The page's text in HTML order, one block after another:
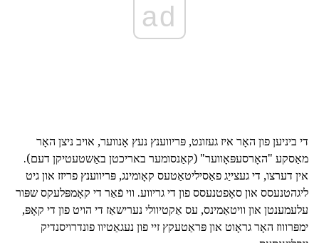
ad
די ביניען פון האָר איז געזונט, פּריווענץ נעץ אָנווער, אויב ניצן האָר
מאַסקע "האָרסעפּאָווער" (קאַנסומער באריכטן באַשטעטיקן דעם).
אין דערצו, די געצייַג פאַסיליטאַטעס קאָומינג, פּריווענץ פריזז און גיט
ליגהטנעסס און סאָפטנעסס פון די גריווע. ווי פֿאַר די קאָמפּלעקס שפּור
עלעמענטן און וויטאַמינס, עס אַקטיוולי נערישאַז די הויט פון די קאָפּ,
ימפּרוווז האָר גראָוט און פּראַטעקץ זיי פון נעגאַטיוו פונדרויסנדיק